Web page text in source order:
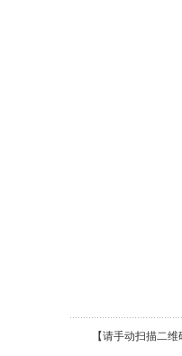
【请手动扫描二维码